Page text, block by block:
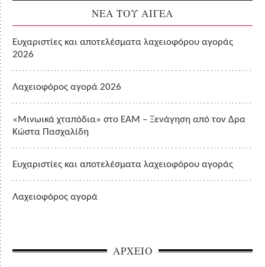
ΝΕΑ ΤΟΥ ΑΙΓΕΑ
Ευχαριστίες και αποτελέσματα λαχειοφόρου αγοράς
2026
Λαχειοφόρος αγορά 2026
«Μινωικά χταπόδια» στο ΕΑΜ – Ξενάγηση από τον Δρα
Κώστα Πασχαλίδη
Ευχαριστίες και αποτελέσματα λαχειοφόρου αγοράς
Λαχειοφόρος αγορά
ΑΡΧΕΙΟ